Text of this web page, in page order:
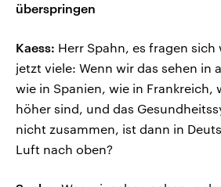
überspringen
Kaess: Herr Spahn, es fragen
jetzt viele: Wenn wir das sehen in
wie in Spanien, wie in Frankreich,
höher sind, und das
nicht zusammen, ist dann in
Luft nach oben?